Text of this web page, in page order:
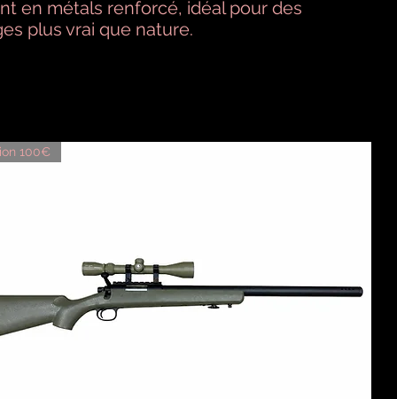
en métals renforcé, idéal pour des
plus vrai que nature.
100€